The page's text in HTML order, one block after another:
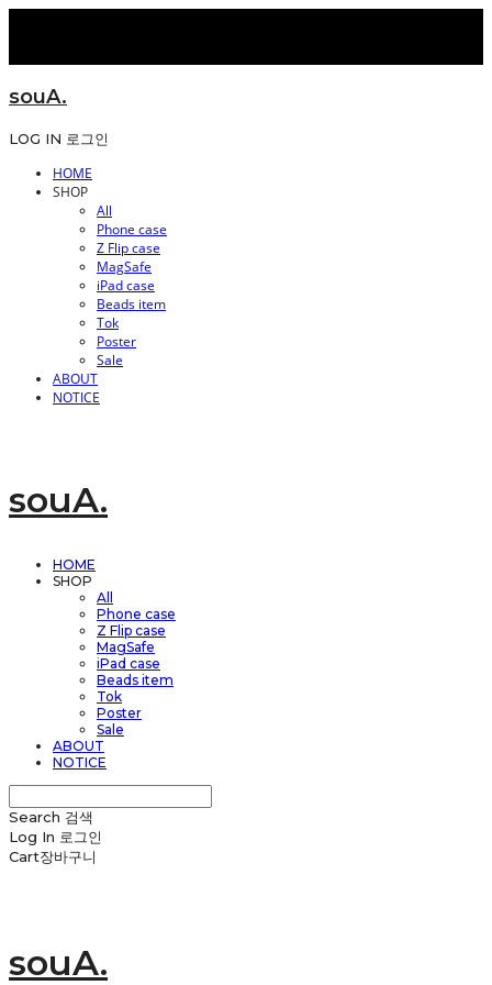
souA.
LOG IN 로그인
HOME
SHOP
All
Phone case
Z Flip case
MagSafe
iPad case
Beads item
Tok
Poster
Sale
ABOUT
NOTICE
souA.
HOME
SHOP
All
Phone case
Z Flip case
MagSafe
iPad case
Beads item
Tok
Poster
Sale
ABOUT
NOTICE
Search 검색
Log In 로그인
Cart장바구니
souA.